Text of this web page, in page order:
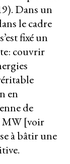
Dans un
le cadre
fixé un
couvrir
en
de
MW [voir
à bâtir une